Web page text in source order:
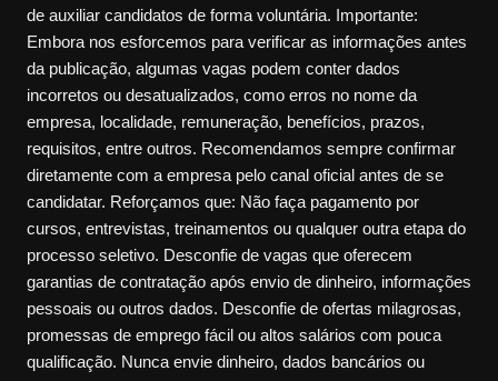
de auxiliar candidatos de forma voluntária. Importante:
Embora nos esforcemos para verificar as informações antes
da publicação, algumas vagas podem conter dados
incorretos ou desatualizados, como erros no nome da
empresa, localidade, remuneração, benefícios, prazos,
requisitos, entre outros. Recomendamos sempre confirmar
diretamente com a empresa pelo canal oficial antes de se
candidatar. Reforçamos que: Não faça pagamento por
cursos, entrevistas, treinamentos ou qualquer outra etapa do
processo seletivo. Desconfie de vagas que oferecem
garantias de contratação após envio de dinheiro, informações
pessoais ou outros dados. Desconfie de ofertas milagrosas,
promessas de emprego fácil ou altos salários com pouca
qualificação. Nunca envie dinheiro, dados bancários ou